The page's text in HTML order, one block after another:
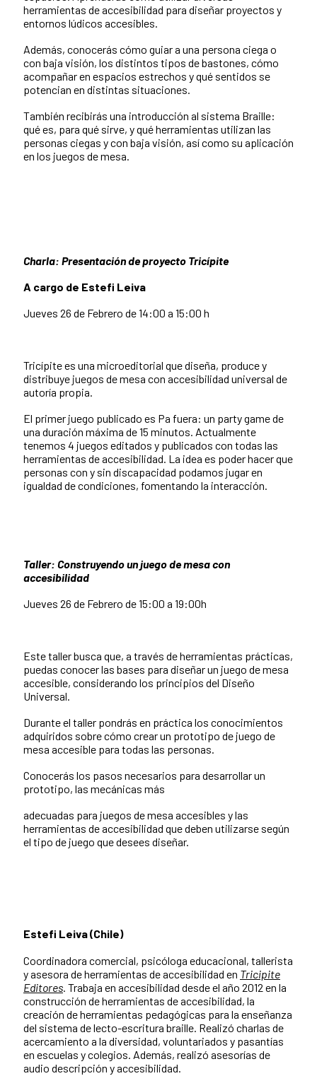
herramientas de accesibilidad para diseñar proyectos y
entornos lúdicos accesibles.
Además, conocerás cómo guiar a una persona ciega o
con baja visión, los distintos tipos de bastones, cómo
acompañar en espacios estrechos y qué sentidos se
potencian en distintas situaciones.
También recibirás una introducción al sistema Braille:
qué es, para qué sirve, y qué herramientas utilizan las
personas ciegas y con baja visión, así como su aplicación
en los juegos de mesa.
Charla: Presentación de proyecto Tricípite
A cargo de Estefi Leiva
Jueves 26 de Febrero de 14:00 a 15:00 h
Tricípite es una microeditorial que diseña, produce y
distribuye juegos de mesa con accesibilidad universal de
autoría propia.
El primer juego publicado es Pa fuera: un party game de
una duración máxima de 15 minutos. Actualmente
tenemos 4 juegos editados y publicados con todas las
herramientas de accesibilidad. La idea es poder hacer que
personas con y sin discapacidad podamos jugar en
igualdad de condiciones, fomentando la interacción.
Taller: Construyendo un juego de mesa con
accesibilidad
Jueves 26 de Febrero de 15:00 a 19:00h
Este taller busca que, a través de herramientas prácticas,
puedas conocer las bases para diseñar un juego de mesa
accesible, considerando los principios del Diseño
Universal.
Durante el taller pondrás en práctica los conocimientos
adquiridos sobre cómo crear un prototipo de juego de
mesa accesible para todas las personas.
Conocerás los pasos necesarios para desarrollar un
prototipo, las mecánicas más
adecuadas para juegos de mesa accesibles y las
herramientas de accesibilidad que deben utilizarse según
el tipo de juego que desees diseñar.
Estefi Leiva (Chile)
Coordinadora comercial, psicóloga educacional, tallerista
y asesora de herramientas de accesibilidad en Tricipite
Editores. Trabaja en accesibilidad desde el año 2012 en la
construcción de herramientas de accesibilidad, la
creación de herramientas pedagógicas para la enseñanza
del sistema de lecto-escritura braille. Realizó charlas de
acercamiento a la diversidad, voluntariados y pasantías
en escuelas y colegios. Además, realizó asesorías de
audio descripción y accesibilidad.